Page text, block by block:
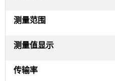
测量范围
测量值显示
传输率